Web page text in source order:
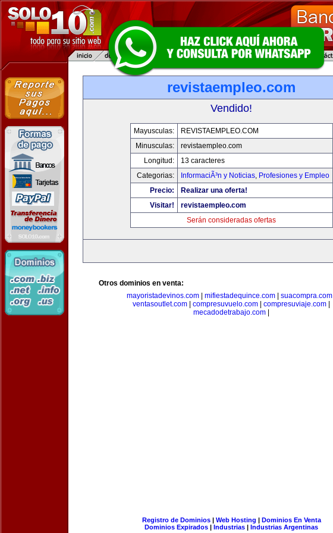
revistaempleo.com
Vendido!
Mayusculas:
REVISTAEMPLEO.COM
Minusculas:
revistaempleo.com
Longitud:
13 caracteres
Categorias:
InformaciÃ³n y Noticias, Profesiones y Empleo
Precio:
Realizar una oferta!
Visitar!
revistaempleo.com
Serán consideradas ofertas
Otros dominios en venta:
mayoristadevinos.com
mifiestadequince.com suacompra.com
ventasoutlet.com
compresuvuelo.com compresuviaje.com
mecadodetrabajo.com
Registro de Dominios| Web Hosting | Dominios En Venta
Dominios Expirados | Industrias | Industrias Argentinas